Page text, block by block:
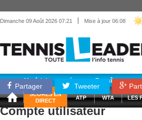
Dimanche 09 Août 2026 07:21 | Mise à jour 06:08
Matériel Entraînement
SCORES EN
DIRECT
ATP WTA LES
Partager Tweeter
Compte utilisateur